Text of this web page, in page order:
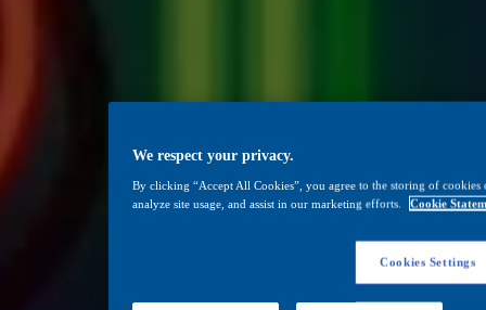
We respect your privacy.
By clicking “Accept All Cookies”, you agree to the storing of
analyze site usage, and assist in our marketing efforts.
Cookie
Cookies Settings